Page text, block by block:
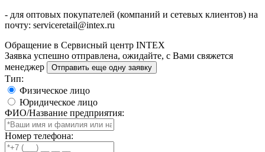
- для оптовых покупателей (компаний и сетевых клиентов) на
почту: serviceretail@intex.ru
Обращение в Сервисный центр INTEX
Заявка успешно отправлена, ожидайте, с Вами свяжется
менеджер
Тип:
Физическое лицо
Юридическое лицо
ФИО/Название предприятия:
Номер телефона: